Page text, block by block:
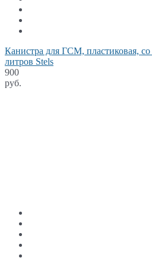
Канистра для ГСМ, пластиковая,
литров Stels
900
руб.